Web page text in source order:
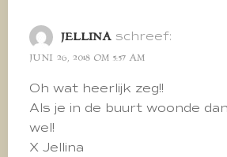
JELLINA schreef:
JUNI 26, 2018 OM 5:57 AM
Oh wat heerlijk zeg!!
Als je in de buurt woonde
wel!
X Jellina